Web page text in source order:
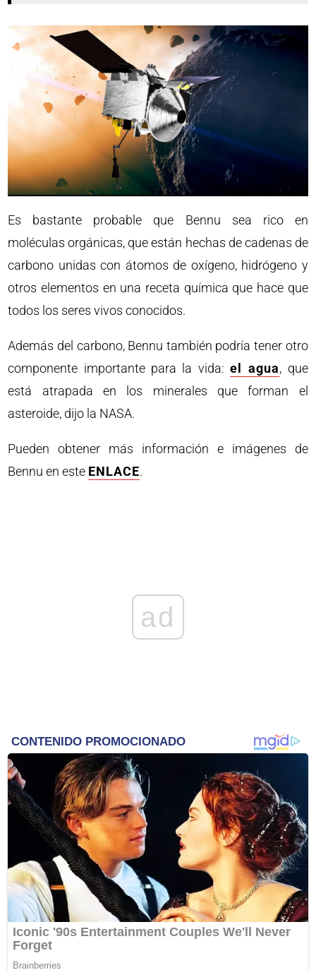
Es bastante probable que Bennu sea rico en
moléculas orgánicas, que están hechas de cadenas de
carbono unidas con átomos de oxígeno, hidrógeno y
otros elementos en una receta química que hace que
todos los seres vivos conocidos.
Además del carbono, Bennu también podría tener otro
componente importante para la vida:el agua, que
está atrapada en los minerales que forman el
asteroide, dijo la NASA.
Pueden obtener más información e imágenes de
Bennu en este ENLACE.
ad